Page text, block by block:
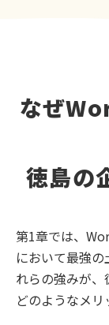
なぜ
徳島の
第1章では、
において最強
れらの強みが
どのようなメ